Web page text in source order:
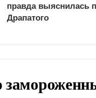
правда выяснилась
Драпатого